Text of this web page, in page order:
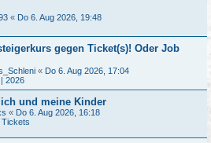
« Do 6. Aug 2026, 19:48
gegen Ticket(s)! Oder Job
« Do 6. Aug 2026, 17:04
2026
und meine Kinder
« Do 6. Aug 2026, 16:18
Tickets